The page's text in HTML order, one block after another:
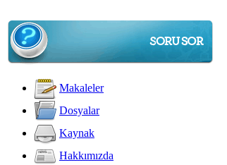
Makaleler
Dosyalar
Kaynak
Hakkımızda